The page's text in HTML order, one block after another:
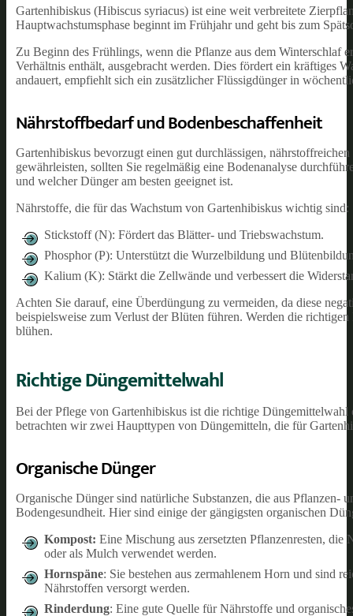
Gartenhibiskus (Hibiscus syriacus) ist eine weit verbreitete
Hauptwachstumsphase beginnt im Frühjahr und geht bis zum
Zu Beginn des Frühlings, wenn die Pflanze aus dem Winterschlaf
Verhältnis enthält, ausgebracht werden. Dies fördert ein kräftiges
andauert, empfiehlt sich ein zusätzlicher Flüssigdünger in
Nährstoffbedarf und Bodenbeschaffenheit
Gartenhibiskus bevorzugt einen gut durchlässigen,
gewährleisten, sollten Sie regelmäßig eine Bodenanalyse
und welcher Dünger am besten geeignet ist.
Nährstoffe, die für das Wachstum von Gartenhibiskus wichtig sind:
Stickstoff (N): Fördert das Blätter- und Triebswachstum.
Phosphor (P): Unterstützt die Wurzelbildung und
Kalium (K): Stärkt die Zellwände und verbessert die
Achten Sie darauf, eine Überdüngung zu vermeiden, da diese
beispielsweise zum Verlust der Blüten führen. Werden die
blühen.
Richtige Düngemittelwahl
Bei der Pflege von Gartenhibiskus ist die richtige
betrachten wir zwei Haupttypen von Düngemitteln, die für
Organische Dünger
Organische Dünger sind natürliche Substanzen, die aus Pflanzen-
Bodengesundheit. Hier sind einige der gängigsten organischen
Kompost: Eine Mischung aus zersetzten Pflanzenresten,
oder als Mulch verwendet werden.
Hornspäne: Sie bestehen aus zermahlenem Horn und sind
Nährstoffen versorgt werden.
Rinderdung: Eine gute Quelle für Nährstoffe und